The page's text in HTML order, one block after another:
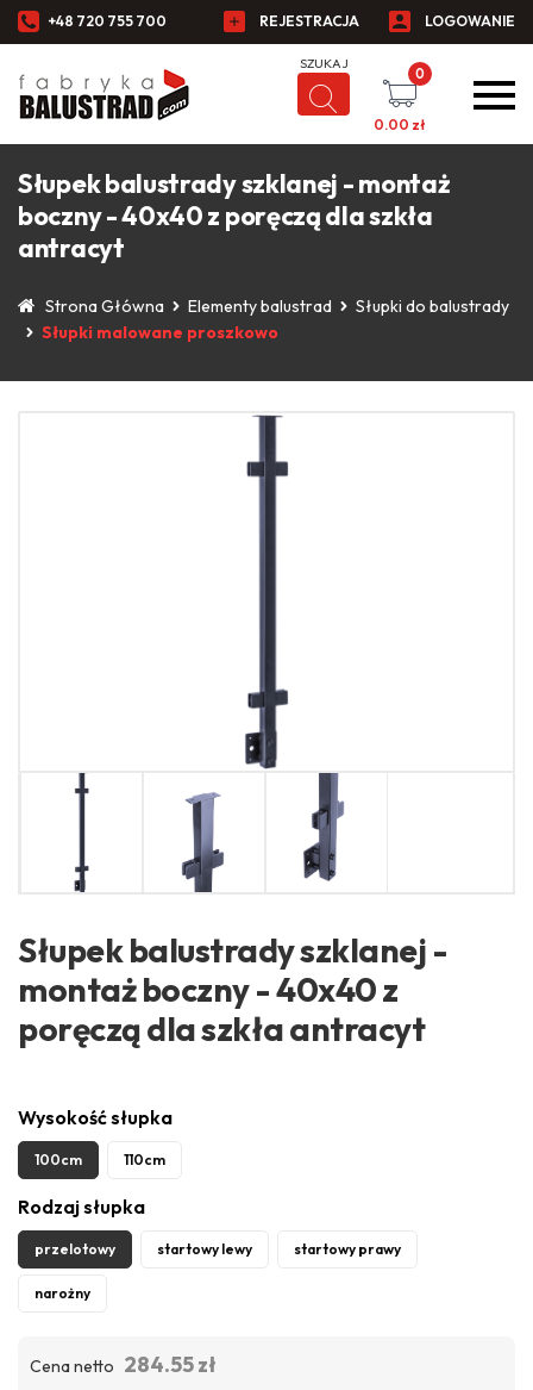
+48 720 755 700 REJESTRACJA LOGOWANIE
0
0.00 zł
Słupek balustrady szklanej - montaż
boczny - 40x40 z poręczą dla szkła
antracyt
Strona Główna Elementy balustrad
Słupki do balustrady
Słupki malowane proszkowo
Słupek balustrady szklanej -
montaż boczny - 40x40 z
poręczą dla szkła antracyt
Wysokość słupka
100cm 110cm
Rodzaj słupka
przelotowy startowy lewy startowy prawy
narożny
Cena netto 284.55 zł